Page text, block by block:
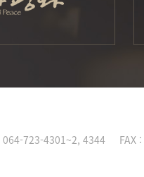
064-723-4301~2, 4344 FAX :